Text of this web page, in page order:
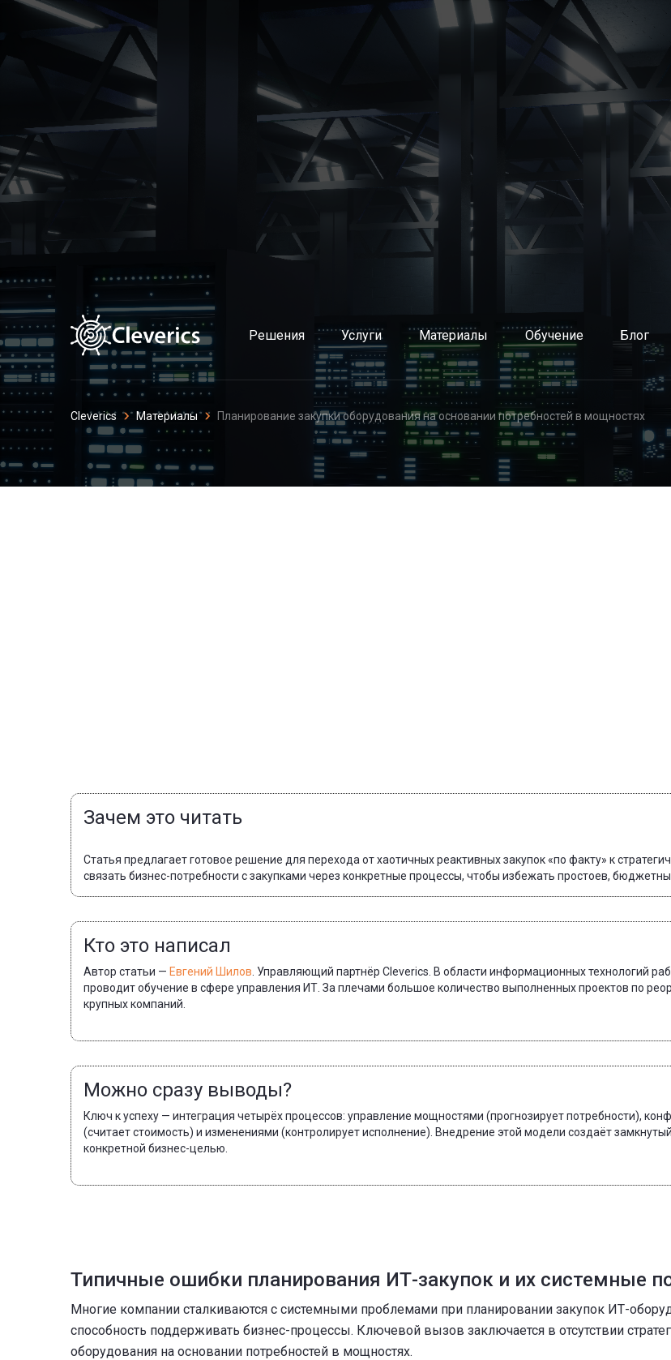
Решения
Подготовка и поддержка внутренних агентов изменений (методологов,
Выстраивание современной разработки ПО через продуктовые команды
Документирование сервисной архитектуры и ИТ-инфраструктуры
Учет и распределение ИТ-затрат, тарификация ИТ-услуг
Управление мощностями и планирование потребности в ИТ-ресурсах
Управление качеством услуг
Оценка эффективности управления ИТ
Поддержка пользователей и восстановление услуг
Планирование и контроль изменений
Автоматическая классификация обращений пользователей
Интеллектуальный поиск по базе знаний
Решения Услуги Материалы Обучение Блог
Cleverics Материалы Планирование закупки оборудования на основании потребностей в мощностях
Зачем это читать
Статья предлагает готовое решение для перехода от хаотичных реактивных закупок «по факту» к
связать бизнес-потребности с закупками через конкретные процессы, чтобы избежать простоев,
Кто это написал
Автор статьи — Евгений Шилов . Управляющий партнёр Cleverics. В области информационных технологий
проводит обучение в сфере управления ИТ. За плечами большое количество выполненных проектов по
крупных компаний.
Можно сразу выводы?
Ключ к успеху — интеграция четырёх процессов: управление мощностями (прогнозирует потребности),
(считает стоимость) и изменениями (контролирует исполнение). Внедрение этой модели создаёт
конкретной бизнес-целью.
Типичные ошибки планирования ИТ-закупок и их системные
Многие компании сталкиваются с системными проблемами при планировании закупок ИТ-
способность поддерживать бизнес-процессы. Ключевой вызов заключается в отсутствии
оборудования на основании потребностей в мощностях.